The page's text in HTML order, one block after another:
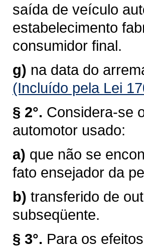
saída de veículo
estabelecimento
consumidor final.
g) na data do
(Incluído pela Lei
§ 2°. Considera-se
automotor usado:
a) que não se
fato ensejador da
b) transferido de
subseqüente.
§ 3°. Para os